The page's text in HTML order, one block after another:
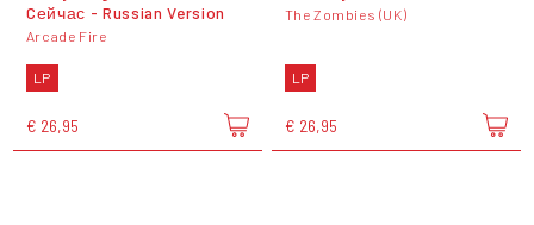
Cейчас - Russian Version
Arcade Fire
LP
€ 26,95
The Zombies (UK)
LP
€ 26,95